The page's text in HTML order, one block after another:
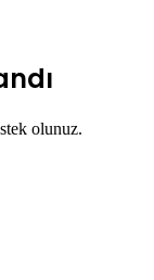
olunuz.